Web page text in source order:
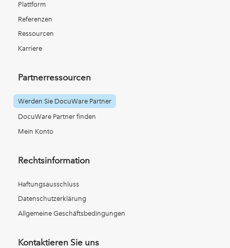
Plattform
Referenzen
Ressourcen
Karriere
Partnerressourcen
Werden Sie DocuWare Partner
DocuWare Partner finden
Mein Konto
Rechtsinformation
Haftungsausschluss
Datenschutzerklärung
Allgemeine Geschäftsbedingungen
Kontaktieren Sie uns